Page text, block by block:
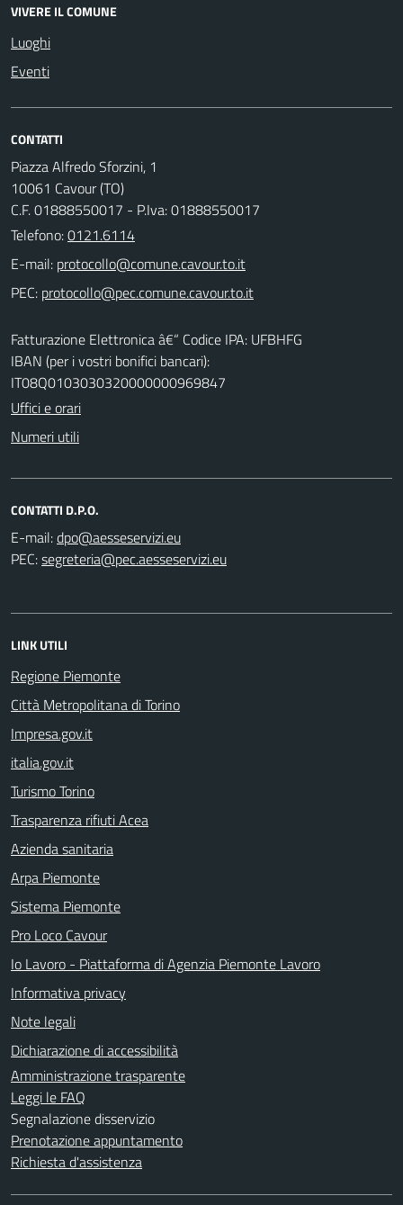
VIVERE IL COMUNE
Luoghi
Eventi
CONTATTI
Piazza Alfredo Sforzini, 1
10061 Cavour (TO)
C.F. 01888550017 - P.Iva: 01888550017
Telefono:0121.6114
E-mail:
PEC:
Fatturazione Elettronica â€“ Codice IPA: UFBHFG
IBAN (per i vostri bonifici bancari):
IT08Q0103030320000000969847
Uffici e orari
Numeri utili
CONTATTI D.P.O.
E-mail:
PEC:
LINK UTILI
Regione Piemonte
Città Metropolitana di Torino
Impresa.gov.it
italia.gov.it
Turismo Torino
Trasparenza rifiuti Acea
Azienda sanitaria
Arpa Piemonte
Sistema Piemonte
Pro Loco Cavour
Io Lavoro - Piattaforma di Agenzia Piemonte Lavoro
Informativa privacy
Note legali
Dichiarazione di accessibilità
Amministrazione trasparente
Leggi le FAQ
Segnalazione disservizio
Prenotazione appuntamento
Richiesta d'assistenza